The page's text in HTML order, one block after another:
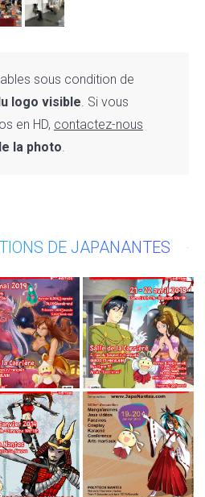
sous condition de
logo visible . Si vous
en HD, contactez-nous
la photo
DE JAPANANTES